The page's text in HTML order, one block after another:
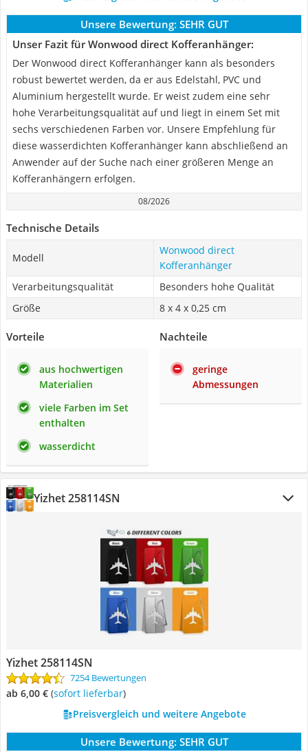
Unsere Bewertung: SEHR GUT
Unser Fazit für Wonwood direct Kofferanhänger:
Der Wonwood direct Kofferanhänger kann als besonders
robust bewertet werden, da er aus Edelstahl, PVC und
Aluminium hergestellt wurde. Er weist zudem eine sehr
hohe Verarbeitungsqualität auf und liegt in einem Set mit
sechs verschiedenen Farben vor. Unsere Empfehlung für
diese wasserdichten Kofferanhänger kann abschließend an
Anwender auf der Suche nach einer größeren Menge an
Kofferanhängern erfolgen.
08/2026
Technische Details
Modell
Wonwood direct
Kofferanhänger
Verarbeitungsqualität
Besonders hohe Qualität
Größe
8 x 4 x 0,25 cm
Vorteile
aus hochwertigen
Materialien
viele Farben im Set
enthalten
wasserdicht
Nachteile
geringe
Abmessungen
Yizhet 258114SN
Yizhet 258114SN
7254 Bewertungen
ab 6,00 € ( Sofort lieferbar)
Preisvergleich und weitere Angebote
Unsere Bewertung: SEHR GUT